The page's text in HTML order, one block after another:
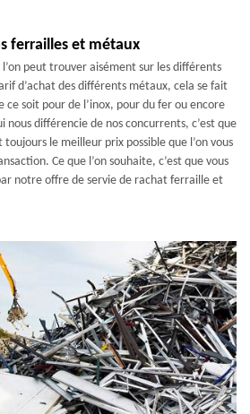
ferrailles et métaux
peut trouver aisément sur les différents
d’achat des différents métaux, cela se fait
ce soit pour de l’inox, pour du fer ou encore
nous différencie de nos concurrents, c’est que
le meilleur prix possible que l’on vous
Ce que l’on souhaite, c’est que vous
notre offre de servie de rachat ferraille et